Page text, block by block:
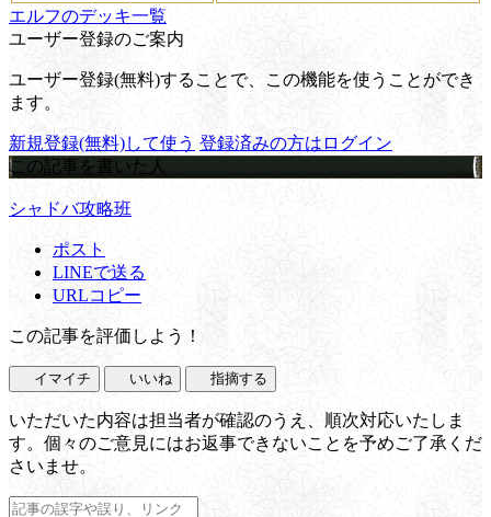
エルフのデッキ一覧
ユーザー登録のご案内
ユーザー登録(無料)することで、この機能を使うことができ
ます。
新規登録(無料)して使う 登録済みの方はログイン
この記事を書いた人
シャドバ攻略班
ポスト
LINEで送る
URLコピー
この記事を評価しよう！
イマイチ いいね 指摘する
いただいた内容は担当者が確認のうえ、順次対応いたしま
す。個々のご意見にはお返事できないことを予めご了承くだ
さいませ。